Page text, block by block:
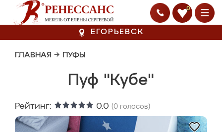
0
ЕГОРЬЕВСК
ГЛАВНАЯ → ПУФЫ
Пуф "Кубе"
Рейтинг: 0.0 (0 голосов)